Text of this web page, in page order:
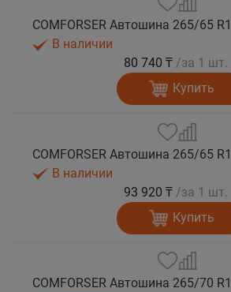
В наличии
80 740 ₸ /за 1 шт.
Купить
В наличии
93 920 ₸ /за 1 шт.
Купить